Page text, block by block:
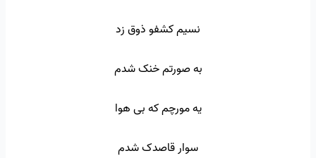
نسیم کشفو ذوق زد
به صورتم خنک شدم
یه مورچم که بی هوا
سوار قاصدک شدم